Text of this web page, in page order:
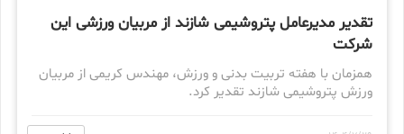
تقدیر مدیرعامل پتروشیمی شازند از مربیان ورزشی این
شرکت
همزمان با هفته تربیت بدنی و ورزش، مهندس کریمی از مربیان
ورزش پتروشیمی شازند تقدیر کرد.